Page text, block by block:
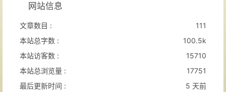
网站信息
文章数目 :
111
本站总字数 :
100.5k
本站访客数 :
15710
本站总浏览量 :
17751
最后更新时间 :
5 天前